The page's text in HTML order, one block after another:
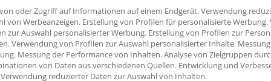
entsprechende Richtlinie an frühere Förderstrukturen
Landkreise und kreisfreie Städte. Dort sollen sich
und Lokalpolitiker gezielt vernetzen. Dafür
Zuschuss von insgesamt bis zu 250.000 Euro
2020.
oder Zugriff auf Informationen auf einem Endgerät. Verwendung
von Werbeanzeigen. Erstellung von Profilen für personalisierte
zur Auswahl personalisierter Werbung. Erstellung von Profilen zur
Verwendung von Profilen zur Auswahl personalisierter Inhalte.
Messung der Performance von Inhalten. Analyse von Zielgruppen
von Daten aus verschiedenen Quellen. Entwicklung und
reduzierter Daten zur Auswahl von Inhalten.